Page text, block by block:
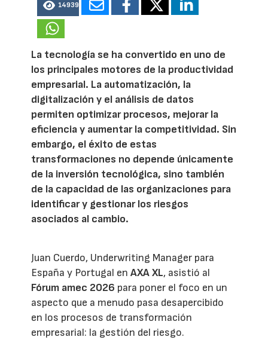
14939
La tecnología se ha convertido en uno de
los principales motores de la productividad
empresarial. La automatización, la
digitalización y el análisis de datos
permiten optimizar procesos, mejorar la
eficiencia y aumentar la competitividad. Sin
embargo, el éxito de estas
transformaciones no depende únicamente
de la inversión tecnológica, sino también
de la capacidad de las organizaciones para
identificar y gestionar los riesgos
asociados al cambio.
Juan Cuerdo, Underwriting Manager para
España y Portugal enAXA XL, asistió al
Fórum amec 2026 para poner el foco en un
aspecto que a menudo pasa desapercibido
en los procesos de transformación
empresarial: la gestión del riesgo.